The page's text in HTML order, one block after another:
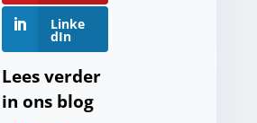
Linke
dIn
Lees verder
in ons blog